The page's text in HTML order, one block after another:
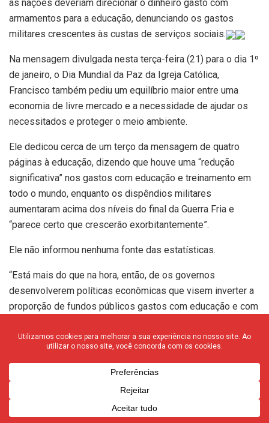
as nações deveriam direcionar o dinheiro gasto com
armamentos para a educação, denunciando os gastos
militares crescentes às custas de serviços sociais.
Na mensagem divulgada nesta terça-feira (21) para o dia 1º
de janeiro, o Dia Mundial da Paz da Igreja Católica,
Francisco também pediu um equilíbrio maior entre uma
economia de livre mercado e a necessidade de ajudar os
necessitados e proteger o meio ambiente.
Ele dedicou cerca de um terço da mensagem de quatro
páginas à educação, dizendo que houve uma “redução
significativa” nos gastos com educação e treinamento em
todo o mundo, enquanto os dispêndios militares
aumentaram acima dos níveis do final da Guerra Fria e
“parece certo que crescerão exorbitantemente”.
Ele não informou nenhuma fonte das estatísticas.
“Está mais do que na hora, então, de os governos
desenvolverem políticas econômicas que visem inverter a
proporção de fundos públicos gastos com educação e com
chefes de Estado e a organizações internacionais.
“A busca de um processo genuíno de desarmamento
internacional só pode se mostrar benéfica para o
desenvolvimento de povos e nações, liberando recursos
financeiros melhor usados para saúde, escolas,